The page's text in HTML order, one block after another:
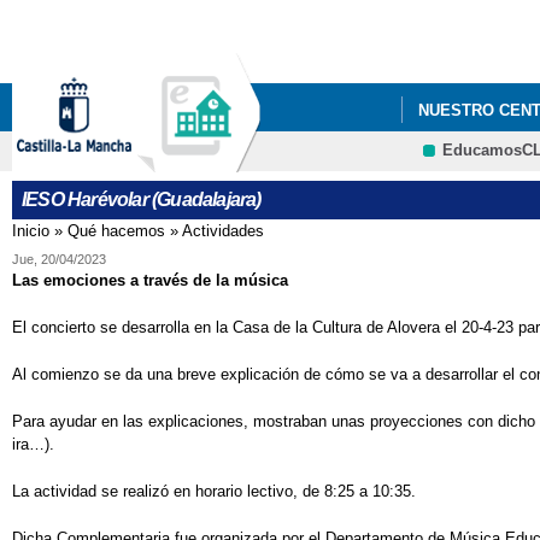
NUESTRO
IESO Harévolar (Guadalajara)
Se encuentra usted aquí
Inicio » Qué hacemos » Actividades
Jue, 20/04/2023
Las emociones a través de la música
El concierto se desarrolla en la Casa de la Cultura de Alovera el 20-4-23
Al comienzo se da una breve explicación de cómo se va a desarrollar el
Para ayudar en las explicaciones, mostraban unas proyecciones con
ira…).
La actividad se realizó en horario lectivo, de 8:25 a 10:35.